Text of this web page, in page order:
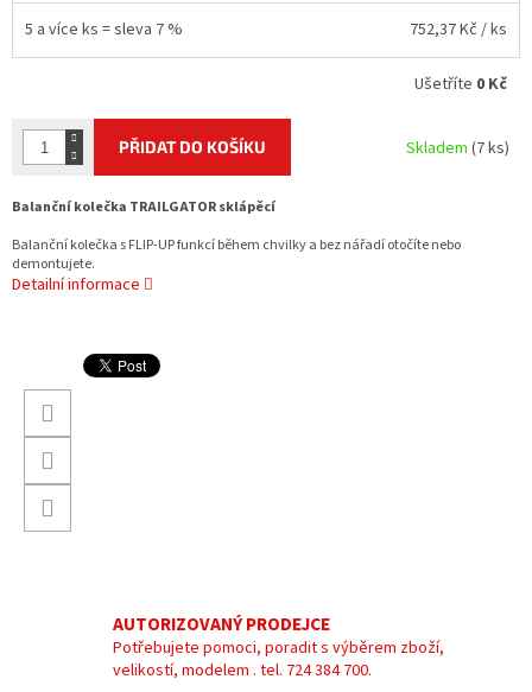
5 a více ks = sleva 7 % 752,37 Kč / ks
Ušetříte 0 Kč
PŘIDAT DO KOŠÍKU Skladem(7 ks)
Balanční kolečka TRAILGATOR sklápěcí
Balanční kolečka s FLIP-UP funkcí během chvilky a bez nářadí otočíte nebo
demontujete.
Detailní informace
AUTORIZOVANÝ PRODEJCE
Potřebujete pomoci, poradit s výběrem zboží,
velikostí, modelem . tel. 724 384 700.